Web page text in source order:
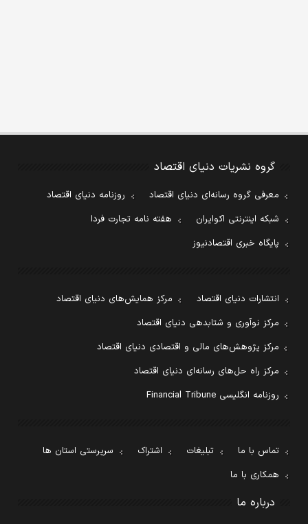
گروه نشریات دنیای اقتصاد
معرفی گروه رسانه‌ای دنیای اقتصاد
روزنامه دنیای اقتصاد
شبکه اینترنتی اکوایران
هفته نامه تجارت فردا
پایگاه خبری اقتصادنیوز
انتشارات دنیای اقتصاد
مرکز همایش‌های دنیای اقتصاد
مرکز نوآوری و شتابدهی دنیای اقتصاد
مرکز پژوهش‌های مالی و اقتصادی دنیای اقتصاد
مرکز راه حل‌های رسانه‌ای دنیای اقتصاد
روزنامه انگلیسی Financial Tribune
تماس با ما تبلیغات اشتراک
سرپرستی استان ها
همکاری با ما
درباره ما